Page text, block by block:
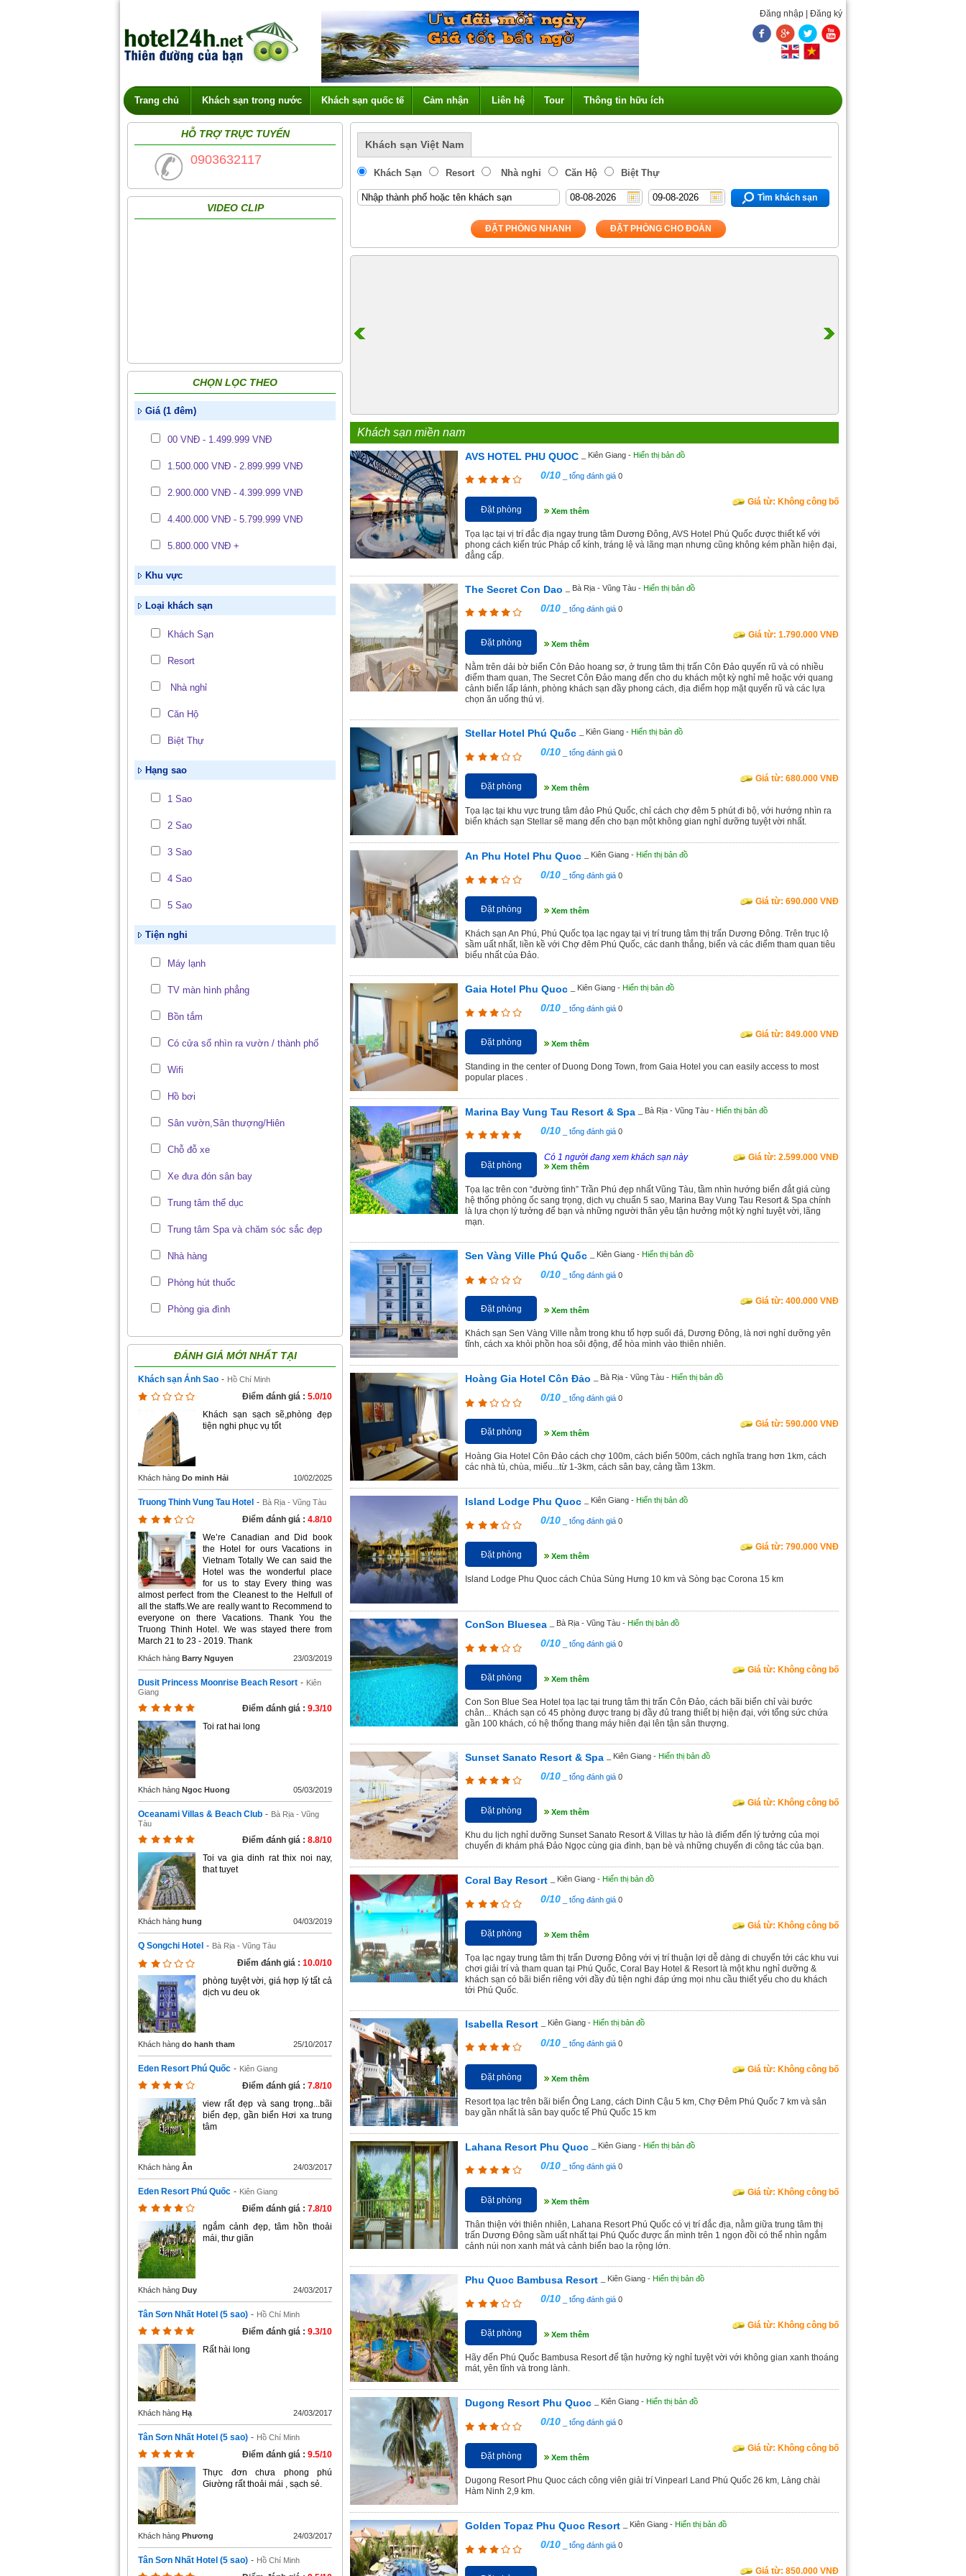
Đăng nhập Đăng ký
Trang chủ Khách sạn trong nước Khách sạn quốc tế Cảm nhận Liên hệ Tour Thông tin hữu ích
HỖ TRỢ TRỰC TUYẾN
0903632117
VIDEO CLIP
CHỌN LỌC THEO
Giá (1 đêm)
00 VNĐ - 1.499.999 VNĐ
1.500.000 VNĐ - 2.899.999 VNĐ
2.900.000 VNĐ - 4.399.999 VNĐ
4.400.000 VNĐ - 5.799.999 VNĐ
5.800.000 VNĐ +
Khu vực
Loại khách sạn
Khách Sạn
Resort
Nhà nghỉ
Căn Hộ
Biệt Thự
Hạng sao
1 Sao
2 Sao
3 Sao
4 Sao
5 Sao
Tiện nghi
Máy lạnh
TV màn hình phẳng
Bồn tắm
Có cửa sổ nhìn ra vườn / thành phố
Wifi
Hồ bơi
Sân vườn,Sân thượng/Hiên
Chỗ đỗ xe
Xe đưa đón sân bay
Trung tâm thể dục
Trung tâm Spa và chăm sóc sắc đẹp
Nhà hàng
Phòng hút thuốc
Phòng gia đình
ĐÁNH GIÁ MỚI NHẤT TẠI
Khách sạn Ánh Sao - Hồ Chí Minh
Điểm đánh giá : 5.0/10
Khách sạn sạch sẽ,phòng đẹp
tiện nghi phục vụ tốt
Khách hàng Do minh Hải 10/02/2025
Truong Thinh Vung Tau Hotel - Bà Rịa - Vũng Tàu
Điểm đánh giá : 4.8/10
We’re Canadian and Did book
the Hotel for ours Vacations in
Vietnam Totally We can said the
Hotel was the wonderful place
for us to stay Every thing was
almost perfect from the Cleanest to the Helfull of
all the staffs.We are really want to Recommend to
everyone on there Vacations. Thank You the
Truong Thinh Hotel. We was stayed there from
March 21 to 23 - 2019. Thank
Khách hàng Barry Nguyen 23/03/2019
Dusit Princess Moonrise Beach Resort - Kiên
Giang
Điểm đánh giá : 9.3/10
Toi rat hai long
Khách hàng Ngoc Huong 05/03/2019
Oceanami Villas & Beach Club - Bà Rịa - Vũng
Tàu
Điểm đánh giá : 8.8/10
Toi va gia dinh rat thix noi nay,
that tuyet
Khách hàng hung 04/03/2019
Q Songchi Hotel - Bà Rịa - Vũng Tàu
Điểm đánh giá : 10.0/10
phòng tuyệt vời, giá hợp lý tất cả
dịch vu deu ok
Khách hàng do hanh tham 25/10/2017
Eden Resort Phú Quốc - Kiên Giang
Điểm đánh giá : 7.8/10
view rất đẹp và sang trọng...bãi
biển đẹp, gần biển Hơi xa trung
tâm
Khách hàng Ân 24/03/2017
Eden Resort Phú Quốc - Kiên Giang
Điểm đánh giá : 7.8/10
ngắm cảnh đẹp, tâm hồn thoải
mái, thư giãn
Khách hàng Duy 24/03/2017
Tân Sơn Nhất Hotel (5 sao) - Hồ Chí Minh
Điểm đánh giá : 9.3/10
Rất hài long
Khách hàng Hạ 24/03/2017
Tân Sơn Nhất Hotel (5 sao) - Hồ Chí Minh
Điểm đánh giá : 9.5/10
Thực đơn chưa phong phú
Giường rất thoải mái , sạch sẻ.
Khách hàng Phương 24/03/2017
Tân Sơn Nhất Hotel (5 sao) - Hồ Chí Minh
Khách sạn Việt Nam
Khách Sạn Resort Nhà nghỉ Căn Hộ Biệt Thự
Tìm khách sạn
ĐẶT PHÒNG NHANH ĐẶT PHÒNG CHO ĐOÀN
Khách sạn miền nam
AVS HOTEL PHU QUOC _ Kiên Giang - Hiển thị bản đồ
0/10 _ tổng đánh giá 0
Đặt phòng
Giá từ: Không công bố
Tọa lạc tại vị trí đắc địa ngay trung tâm Dương Đông, AVS Hotel Phú Quốc được thiết kế với
phong cách kiến trúc Pháp cổ kính, tráng lệ và lãng mạn nhưng cũng không kém phần hiện đại,
đẳng cấp.
Xem thêm
The Secret Con Dao _ Bà Rịa - Vũng Tàu - Hiển thị bản đồ
0/10 _ tổng đánh giá 0
Đặt phòng
Giá từ: 1.790.000 VNĐ
Nằm trên dải bờ biển Côn Đảo hoang sơ, ở trung tâm thị trấn Côn Đảo quyến rũ và có nhiều
điểm tham quan, The Secret Côn Đảo mang đến cho du khách một kỳ nghỉ mê hoặc với quang
cảnh biển lấp lánh, phòng khách sạn đầy phong cách, địa điểm họp mặt quyến rũ và các lựa
chọn ăn uống thú vị.
Xem thêm
Stellar Hotel Phú Quốc _ Kiên Giang - Hiển thị bản đồ
0/10 _ tổng đánh giá 0
Đặt phòng
Giá từ: 680.000 VNĐ
Tọa lạc tại khu vực trung tâm đảo Phú Quốc, chỉ cách chợ đêm 5 phút đi bộ, với hướng nhìn ra
biển khách sạn Stellar sẽ mang đến cho bạn một không gian nghỉ dưỡng tuyệt vời nhất.
Xem thêm
An Phu Hotel Phu Quoc _ Kiên Giang - Hiển thị bản đồ
0/10 _ tổng đánh giá 0
Đặt phòng
Giá từ: 690.000 VNĐ
Khách sạn An Phú, Phú Quốc tọa lạc ngay tại vị trí trung tâm thị trấn Dương Đông. Trên trục lộ
sầm uất nhất, liền kề với Chợ đêm Phú Quốc, các danh thắng, biển và các điểm tham quan tiêu
biểu nhất của Đảo.
Xem thêm
Gaia Hotel Phu Quoc _ Kiên Giang - Hiển thị bản đồ
0/10 _ tổng đánh giá 0
Đặt phòng
Giá từ: 849.000 VNĐ
Standing in the center of Duong Dong Town, from Gaia Hotel you can easily access to most
popular places .
Xem thêm
Marina Bay Vung Tau Resort & Spa _ Bà Rịa - Vũng Tàu - Hiển thị bản đồ
0/10 _ tổng đánh giá 0
Đặt phòng
Giá từ: 2.599.000 VNĐ
Tọa lạc trên con “đường tình” Trần Phú đẹp nhất Vũng Tàu, tầm nhìn hướng biển đắt giá cùng
hệ thống phòng ốc sang trọng, dịch vụ chuẩn 5 sao, Marina Bay Vung Tau Resort & Spa chính
là lựa chọn lý tưởng để bạn và những người thân yêu tận hưởng một kỳ nghỉ tuyệt vời, lãng
mạn.
Có 1 người đang xem khách sạn này
Xem thêm
Sen Vàng Ville Phú Quốc _ Kiên Giang - Hiển thị bản đồ
0/10 _ tổng đánh giá 0
Đặt phòng
Giá từ: 400.000 VNĐ
Khách sạn Sen Vàng Ville nằm trong khu tổ hợp suối đá, Dương Đông, là nơi nghỉ dưỡng yên
tĩnh, cách xa khỏi phồn hoa sôi động, để hòa mình vào thiên nhiên.
Xem thêm
Hoàng Gia Hotel Côn Đảo _ Bà Rịa - Vũng Tàu - Hiển thị bản đồ
0/10 _ tổng đánh giá 0
Đặt phòng
Giá từ: 590.000 VNĐ
Hoàng Gia Hotel Côn Đảo cách chợ 100m, cách biển 500m, cách nghĩa trang hơn 1km, cách
các nhà tù, chùa, miếu...từ 1-3km, cách sân bay, cảng tầm 13km.
Xem thêm
Island Lodge Phu Quoc _ Kiên Giang - Hiển thị bản đồ
0/10 _ tổng đánh giá 0
Đặt phòng
Giá từ: 790.000 VNĐ
Island Lodge Phu Quoc cách Chùa Sùng Hưng 10 km và Sòng bạc Corona 15 km
Xem thêm
ConSon Bluesea _ Bà Rịa - Vũng Tàu - Hiển thị bản đồ
0/10 _ tổng đánh giá 0
Đặt phòng
Giá từ: Không công bố
Con Son Blue Sea Hotel tọa lạc tại trung tâm thị trấn Côn Đảo, cách bãi biển chỉ vài bước
chân... Khách sạn có 45 phòng được trang bị đầy đủ trang thiết bị hiện đại, với tổng sức chứa
gần 100 khách, có hệ thống thang máy hiên đại lên tận sân thượng.
Xem thêm
Sunset Sanato Resort & Spa _ Kiên Giang - Hiển thị bản đồ
0/10 _ tổng đánh giá 0
Đặt phòng
Giá từ: Không công bố
Khu du lịch nghỉ dưỡng Sunset Sanato Resort & Villas tự hào là điểm đến lý tưởng của mọi
chuyến đi khám phá Đảo Ngọc cùng gia đình, bạn bè và những chuyến đi công tác của bạn.
Xem thêm
Coral Bay Resort _ Kiên Giang - Hiển thị bản đồ
0/10 _ tổng đánh giá 0
Đặt phòng
Giá từ: Không công bố
Tọa lạc ngay trung tâm thị trấn Dương Đông với vị trí thuận lợi dễ dàng di chuyển tới các khu vui
chơi giải trí và tham quan tại Phú Quốc, Coral Bay Hotel & Resort là một khu nghỉ dưỡng &
khách sạn có bãi biển riêng với đầy đủ tiện nghi đáp ứng mọi nhu cầu thiết yếu cho du khách
tới Phú Quốc.
Xem thêm
Isabella Resort _ Kiên Giang - Hiển thị bản đồ
0/10 _ tổng đánh giá 0
Đặt phòng
Giá từ: Không công bố
Resort tọa lạc trên bãi biển Ông Lang, cách Dinh Cậu 5 km, Chợ Đêm Phú Quốc 7 km và sân
bay gần nhất là sân bay quốc tế Phú Quốc 15 km
Xem thêm
Lahana Resort Phu Quoc _ Kiên Giang - Hiển thị bản đồ
0/10 _ tổng đánh giá 0
Đặt phòng
Giá từ: Không công bố
Thân thiện với thiên nhiên, Lahana Resort Phú Quốc có vị trí đắc địa, nằm giữa trung tâm thị
trấn Dương Đông sầm uất nhất tại Phú Quốc được ẩn mình trên 1 ngọn đồi có thể nhìn ngắm
cảnh núi non xanh mát và cảnh biển bao la rộng lớn.
Xem thêm
Phu Quoc Bambusa Resort _ Kiên Giang - Hiển thị bản đồ
0/10 _ tổng đánh giá 0
Đặt phòng
Giá từ: Không công bố
Hãy đến Phú Quốc Bambusa Resort để tận hưởng kỳ nghỉ tuyệt vời với không gian xanh thoáng
mát, yên tĩnh và trong lành.
Xem thêm
Dugong Resort Phu Quoc _ Kiên Giang - Hiển thị bản đồ
0/10 _ tổng đánh giá 0
Đặt phòng
Giá từ: Không công bố
Dugong Resort Phu Quoc cách công viên giải trí Vinpearl Land Phú Quốc 26 km, Làng chài
Hàm Ninh 2,9 km.
Xem thêm
Golden Topaz Phu Quoc Resort _ Kiên Giang - Hiển thị bản đồ
0/10 _ tổng đánh giá 0
Giá từ: 850.000 VNĐ